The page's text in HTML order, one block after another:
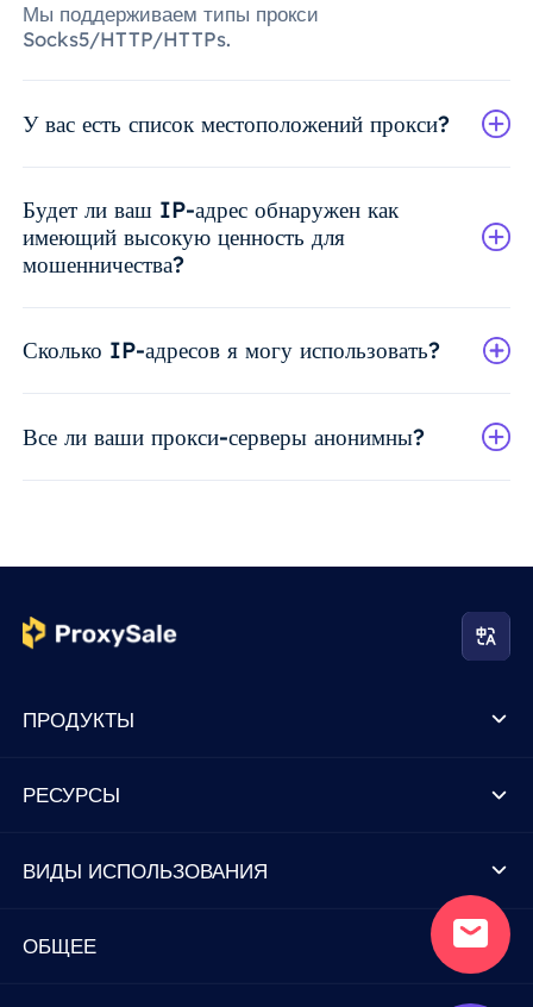
Мы поддерживаем типы прокси
Socks5/HTTP/HTTPs.
У вас есть список местоположений прокси?
Будет ли ваш IP-адрес обнаружен как
имеющий высокую ценность для
мошенничества?
Сколько IP-адресов я могу использовать?
Все ли ваши прокси-серверы анонимны?
ПРОДУКТЫ
РЕСУРСЫ
ВИДЫ ИСПОЛЬЗОВАНИЯ
ОБЩЕЕ